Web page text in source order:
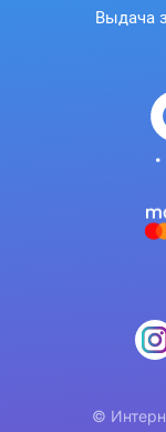
Выдача
©